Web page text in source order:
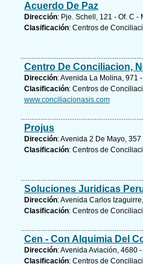
Acuerdo De Paz
Dirección: Pje. Schell, 121 - Of. C -
Clasificación: Centros de
Centro De Conciliacion,
Dirección: Avenida La Molina, 971
Clasificación: Centros de
www.conciliacionasis.com
Projus
Dirección: Avenida 2 De Mayo,
Clasificación: Centros de
Soluciones Juridicas
Dirección: Avenida Carlos
Clasificación: Centros de
Cen - Con Alquimia Del
Dirección: Avenida Aviación, 4680
Clasificación: Centros de